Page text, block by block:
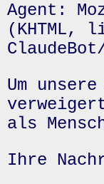
Agent:
(KHTML,
Um
als
Ihre